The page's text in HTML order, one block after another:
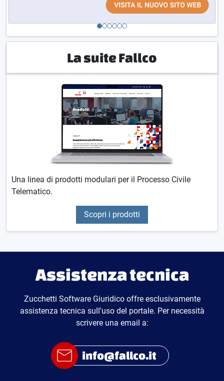
La suite Fallco
Una linea di prodotti modulari per il Processo Civile
Telematico.
Scopri i prodotti
Assistenza tecnica
Zucchetti Software Giuridico offre esclusivamente
assistenza tecnica sull'uso del portale. Per necessità
scrivere una email a:
info@fallco.it